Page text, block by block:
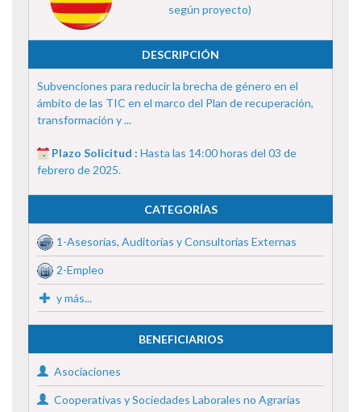
según proyecto)
DESCRIPCIÓN
Subvenciones para reducir la brecha de género en el
ámbito de las TIC en el marco del Plan de recuperación,
transformación y ...
Plazo Solicitud : Hasta las 14:00 horas del 03 de
febrero de 2025.
CATEGORÍAS
1-Asesorías, Auditorías y Consultorías Externas
2-Empleo
y más...
BENEFICIARIOS
Asociaciones
Cooperativas y Sociedades Laborales no Agrarias